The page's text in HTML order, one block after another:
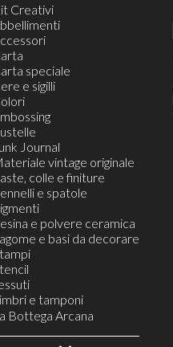
Creativi
speciale
e sigilli
Journal
vintage originale
colle e finiture
e spatole
e polvere ceramica
e basi da decorare
e tamponi
Bottega Arcana